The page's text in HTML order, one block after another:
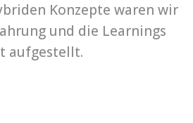
Konzepte waren wir
und die Learnings
aufgestellt.